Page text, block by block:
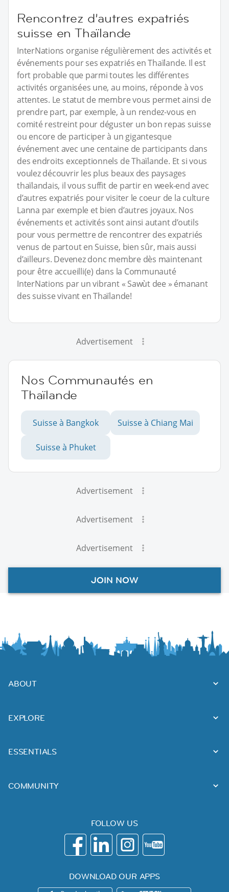
Rencontrez d’autres expatriés
suisse en Thaïlande
InterNations organise régulièrement des activités et
événements pour ses expatriés en Thaïlande. Il est
fort probable que parmi toutes les différentes
activités organisées une, au moins, réponde à vos
attentes. Le statut de membre vous permet ainsi de
prendre part, par exemple, à un rendez-vous en
comité restreint pour déguster un bon repas suisse
ou encore de participer à un gigantesque
événement avec une centaine de participants dans
des endroits exceptionnels de Thaïlande. Et si vous
voulez découvrir les plus beaux des paysages
thaïlandais, il vous suffit de partir en week-end avec
d’autres expatriés pour visiter le coeur de la culture
Lanna par exemple et bien d’autres joyaux. Nos
événements et activités sont ainsi autant d’outils
pour vous permettre de rencontrer des expatriés
venus de partout en Suisse, bien sûr, mais aussi
d’ailleurs. Devenez donc membre dès maintenant
pour être accueilli(e) dans la Communauté
InterNations par un vibrant « Sawùt dee » émanant
des suisse vivant en Thaïlande!
Advertisement
Nos Communautés en
Thaïlande
Suisse à Bangkok Suisse à Chiang Mai
Suisse à Phuket
Advertisement
Advertisement
Advertisement
JOIN NOW
ABOUT
EXPLORE
ESSENTIALS
COMMUNITY
FOLLOW US
DOWNLOAD OUR APPS